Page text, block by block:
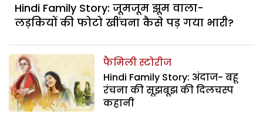
Hindi Family Story: जूमजूम झूम वाला-
लड़कियों की फोटो खींचना कैसे पड़ गया भारी?
फैमिली स्टोरीज
Hindi Family Story: अंदाज- बहू
रंचना की सूझबूझ की दिलचस्प
कहानी